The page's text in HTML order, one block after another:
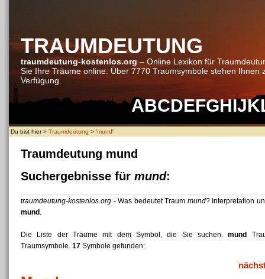
TRAUMDEUTUNG
traumdeutung-kostenlos.org– Online Lexikon für
Sie Ihre Träume online. Über 7770 Traumsymbole stehen Ihnen
Verfügung.
ABCDEFGHIJK
Du bist hier > Traumdeutung > 'mund'
Traumdeutung mund
Suchergebnisse für mund:
traumdeutung-kostenlos.org - Was bedeutet Traum mund? Interpretation
mund .
Die Liste der Träume mit dem Symbol, die Sie suchen.mund
Traumsymbole. 17 Symbole gefunden: